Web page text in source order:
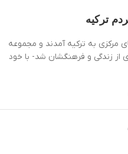
ترکیه
مرکزی به ترکیه آمدند و مجموعه
از زندگی و فرهنگشان شد- با خود